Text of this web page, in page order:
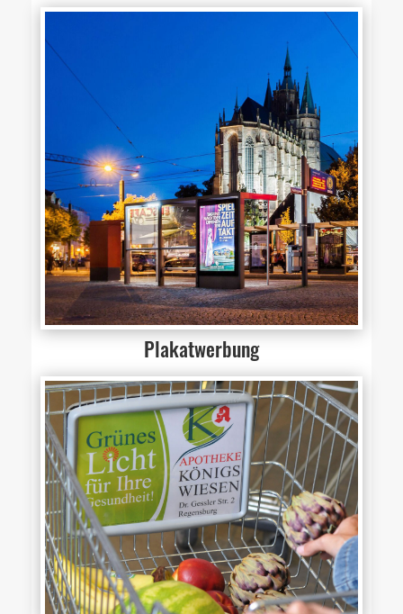
Plakatwerbung